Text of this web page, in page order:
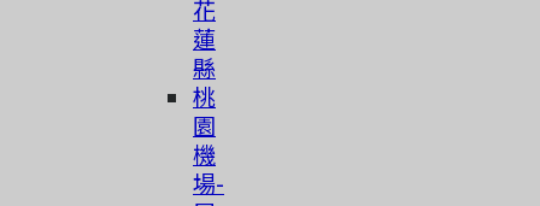
花
蓮
縣
桃
園
機
場-